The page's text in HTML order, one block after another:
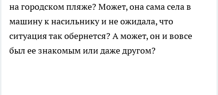
на городском пляже? Может, она сама села в
машину к насильнику и не ожидала, что
ситуация так обернется? А может, он и вовсе
был ее знакомым или даже другом?